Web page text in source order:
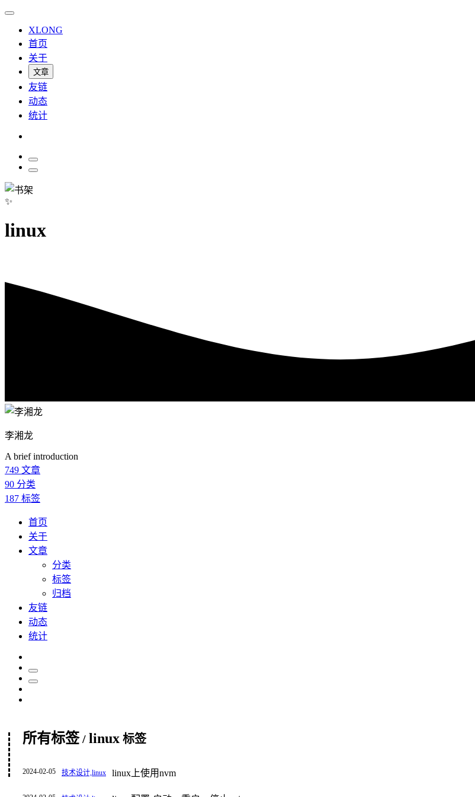
XLONG
首页
关于
文章
友链
动态
统计
✨
linux
李湘龙
A brief introduction
749 文章
90 分类
187 标签
首页
关于
文章
分类
标签
归档
友链
动态
统计
所有标签 / linux 标签
2024-02-05 技术设计,linux linux上使用nvm